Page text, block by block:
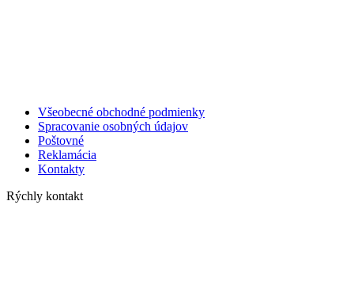
Všeobecné obchodné podmienky
Spracovanie osobných údajov
Poštovné
Reklamácia
Kontakty
Rýchly kontakt